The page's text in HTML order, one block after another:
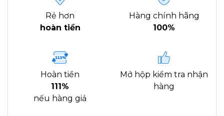
Rẻ hơn
hoàn tiền
Hàng chính hãng
100%
Hoàn tiền
111%
nếu hàng giả
Mở hộp kiểm tra nhận
hàng